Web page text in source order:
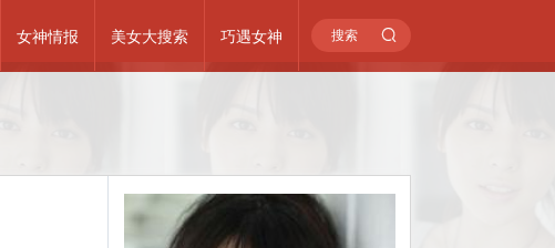
女神情报 美女大搜索 巧遇女神